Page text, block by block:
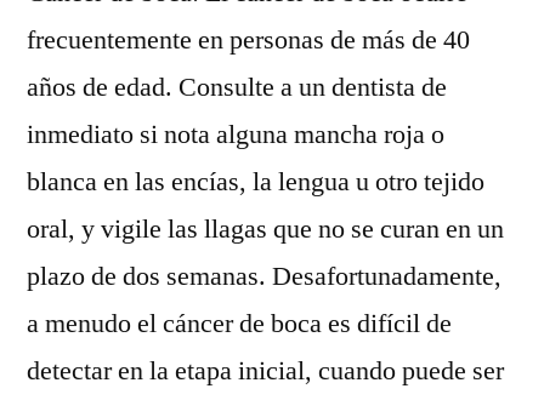
frecuentemente en personas de más de 40
años de edad. Consulte a un dentista de
inmediato si nota alguna mancha roja o
blanca en las encías, la lengua u otro tejido
oral, y vigile las llagas que no se curan en un
plazo de dos semanas. Desafortunadamente,
a menudo el cáncer de boca es difícil de
detectar en la etapa inicial, cuando puede ser